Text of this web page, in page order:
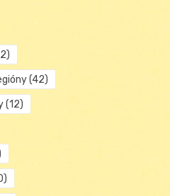
(42)
(12)